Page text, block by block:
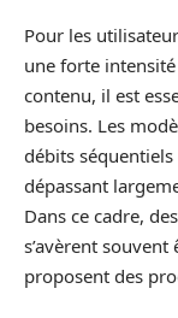
Pour les
une forte
contenu, il est
besoins. Les
débits séquentiels
dépassant
Dans ce cadre,
s’avèrent
proposent des